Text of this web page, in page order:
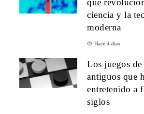
ciencia y la
moderna
Hace 4 días
Los juegos de
antiguos que
entretenido a
siglos